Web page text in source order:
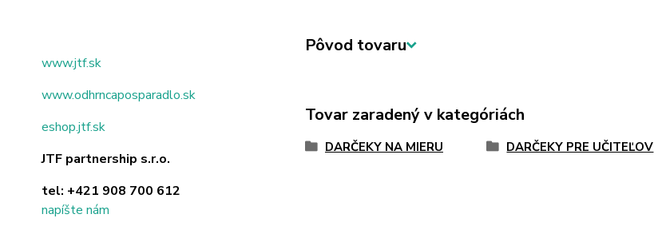
www.jtf.sk
www.odhrncaposparadlo.sk
eshop.jtf.sk
JTF partnership s.r.o.
tel: +421 908 700 612
napíšte nám
Pôvod tovaru
Tovar zaradený v kategóriách
DARČEKY NA MIERU DARČEKY PRE UČITEĽOV